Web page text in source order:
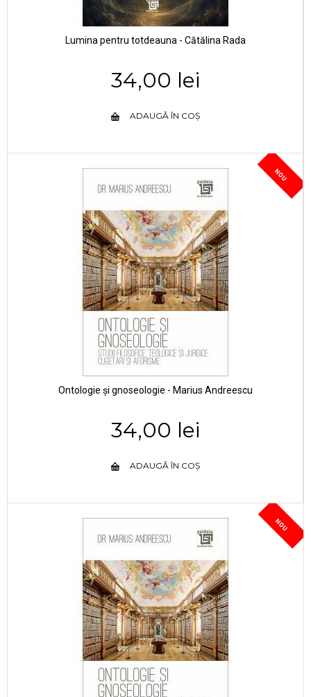
Lumina pentru totdeauna - Cătălina Rada
34,00 lei
ADAUGĂ ÎN COȘ
NOU
Ontologie și gnoseologie - Marius Andreescu
34,00 lei
ADAUGĂ ÎN COȘ
NOU